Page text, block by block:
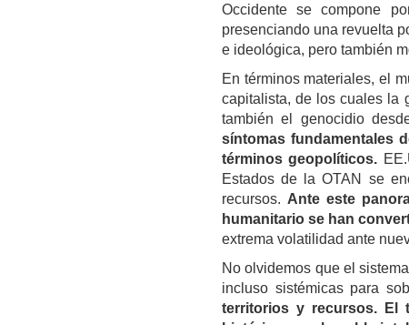
Occidente se compone
presenciando una revuelta
e ideológica, pero también
En términos materiales, el
capitalista, de los cuales la
también el genocidio
síntomas fundamentales
términos geopolíticos.
Estados de la OTAN se
recursos. Ante este
humanitario se han
extrema volatilidad ante
No olvidemos que el
incluso sistémicas para
territorios y recursos.
El